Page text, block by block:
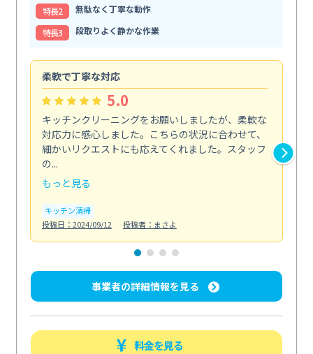
特⻑2
無駄なく丁寧な動作
特⻑3
段取りよく静かな作業
柔軟で丁寧な対応
5.0
キッチンクリーニングをお願いしましたが、柔軟な
対応力に感心しました。こちらの状況に合わせて、
細かいリクエストにも応えてくれました。スタッフ
の...
もっと見る
キッチン清掃
投稿日：2024/09/12
投稿者：まさよ
事業者の詳細情報を見る
料金を見る